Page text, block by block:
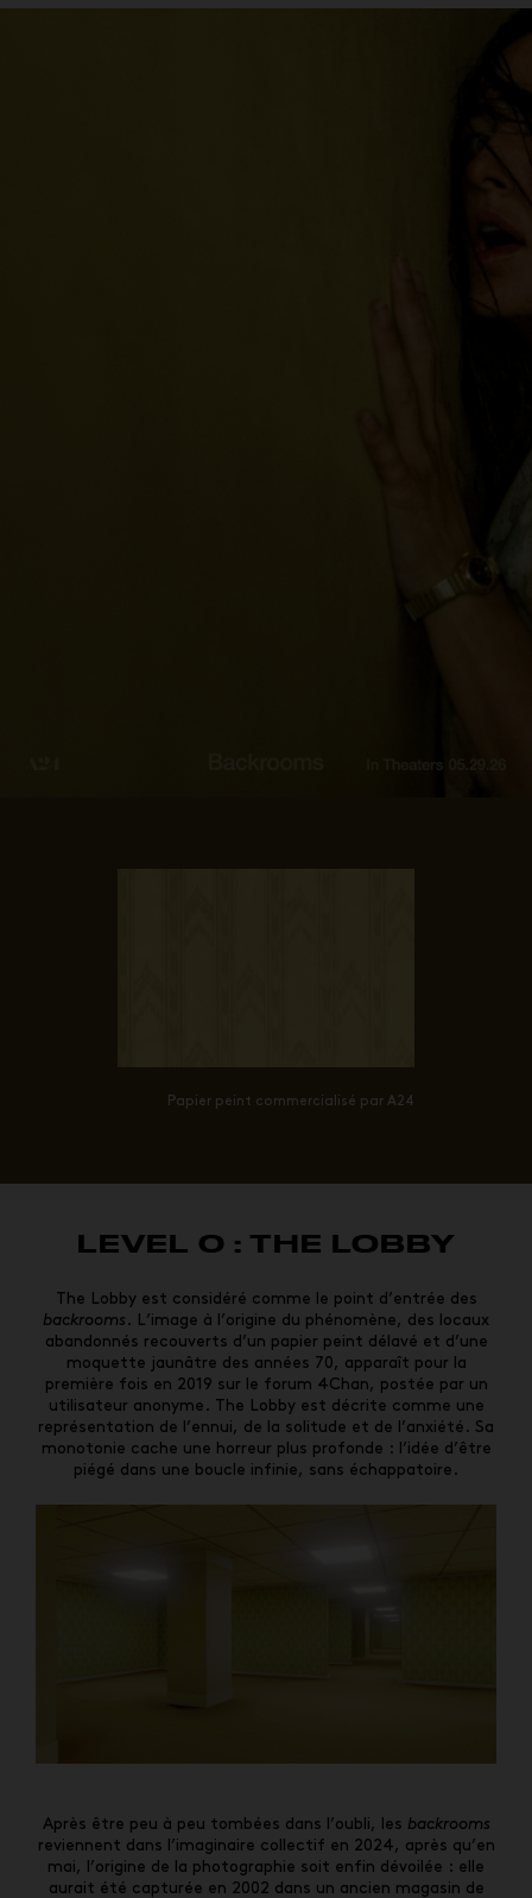
Papier peint commercialisé par A24
LEVEL 0 : THE LOBBY
The Lobby est considéré comme le point d’entrée des
backrooms . L’image à l’origine du phénomène, des locaux
abandonnés recouverts d’un papier peint délavé et d’une
moquette jaunâtre des années 70, apparaît pour la
première fois en 2019 sur le forum 4Chan, postée par un
utilisateur anonyme. The Lobby est décrite comme une
représentation de l’ennui, de la solitude et de l’anxiété. Sa
monotonie cache une horreur plus profonde : l’idée d’être
piégé dans une boucle infinie, sans échappatoire.
Après être peu à peu tombées dans l’oubli, les backrooms
reviennent dans l’imaginaire collectif en 2024, après qu’en
mai, l’origine de la photographie soit enfin dévoilée : elle
aurait été capturée en 2002 dans un ancien magasin de